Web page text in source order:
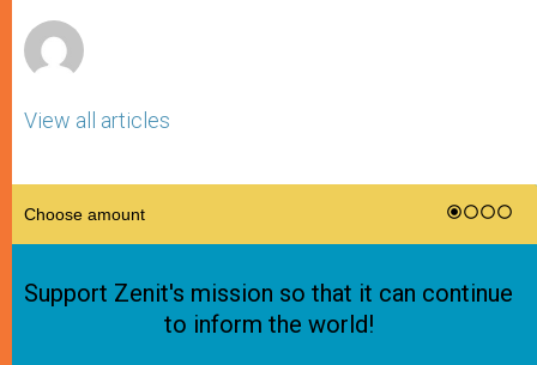
View all articles